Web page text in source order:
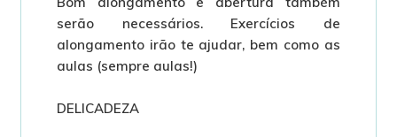
serão necessários. Exercícios de
alongamento irão te ajudar, bem como as
aulas (sempre aulas!)
DELICADEZA